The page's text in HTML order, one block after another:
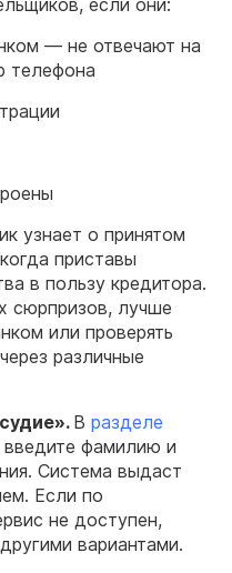
если они:
— не отвечают на
телефона
узнает о принятом
приставы
в пользу кредитора.
сюрпризов, лучше
или проверять
различные
В разделе
введите фамилию и
Система выдаст
Если по
не доступен,
вариантами.